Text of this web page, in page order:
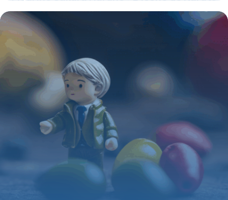
sublimée en objet de collection
4 juillet 2025